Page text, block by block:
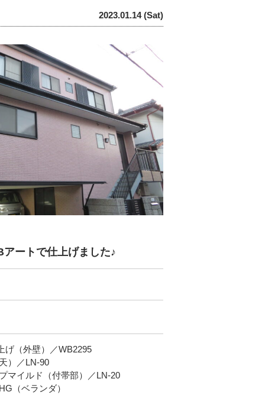
2023.01.14 (Sat)
ートで仕上げました♪
げ（外壁）／WB2295
）／LN-90
マイルド（付帯部）／LN-20
（ベランダ）